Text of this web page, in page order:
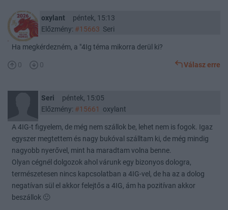
oxylant
péntek, 15:13
Előzmény: #15663 Seri
Ha megkérdezném, a "4Ig téma mikorra derül ki?
0 0 Válasz erre
Seri
péntek, 15:05
Előzmény: #15661 oxylant
A 4IG-t figyelem, de még nem szállok be, lehet nem is fogok. Igaz
egyszer megtettem és nagy bukóval szálltam ki, de még mindig
nagyobb nyerővel, mint ha maradtam volna benne.
Olyan cégnél dolgozok ahol várunk egy bizonyos dologra,
természetesen nincs kapcsolatban a 4IG-vel, de ha az a dolog
negatívan sül el akkor felejtős a 4IG, ám ha pozitívan akkor
beszállok 🙂